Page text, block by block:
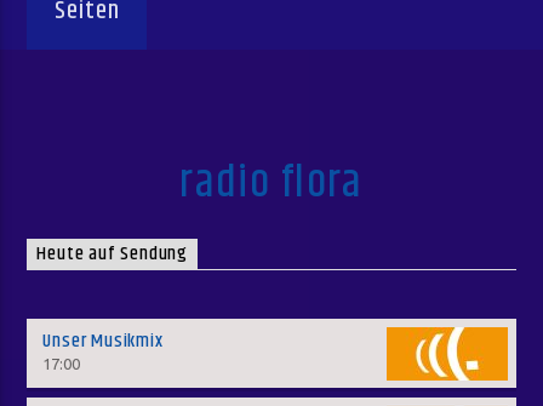
Seiten
radio flora
Heute auf Sendung
Unser Musikmix
17:00